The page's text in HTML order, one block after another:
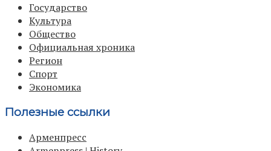
Государство
Культура
Общество
Официальная хроника
Регион
Спорт
Экономика
Полезные ссылки
Арменпресс